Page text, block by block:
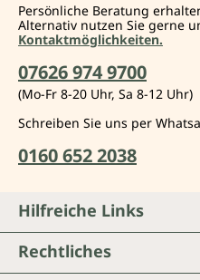
Persönliche Beratung
Alternativ nutzen Sie gerne
Kontaktmöglichkeiten.
07626 974 9700
(Mo-Fr 8-20 Uhr, Sa 8-12 Uhr)
Schreiben Sie uns per
0160 652 2038
Hilfreiche Links
Rechtliches